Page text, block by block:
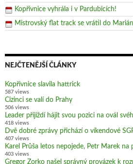
Kopřivnice vyhrála i v Pardubicích!
Mistrovský flat track se vrátil do
NEJČTENĚJŠÍ ČLÁNKY
Kopřivnice slavila hattrick
587 views
Cizinci se valí do Prahy
506 views
Leader přijíždí hájit svou pozici na ovál
418 views
Dvě dobré zprávy přichází o víkendové
407 views
Karel Průša letos nepojede, Petr Marek na
403 views
Gregor Zorko našel správný provázek k